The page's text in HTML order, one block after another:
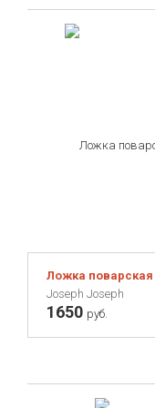
Viners
WUESTHOF
Ложка
Joseph Joseph
1650 руб.